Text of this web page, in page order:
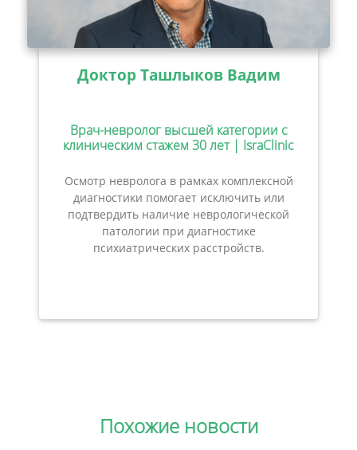
Доктор Ташлыков Вадим
Врач-невролог высшей категории с
клиническим стажем 30 лет | IsraClinic
Осмотр невролога в рамках комплексной
диагностики помогает исключить или
подтвердить наличие неврологической
патологии при диагностике
психиатрических расстройств.
Похожие новости